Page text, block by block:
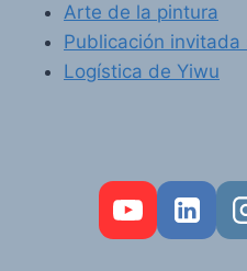
Arte de la pintura
Publicación
Logística de Yiwu